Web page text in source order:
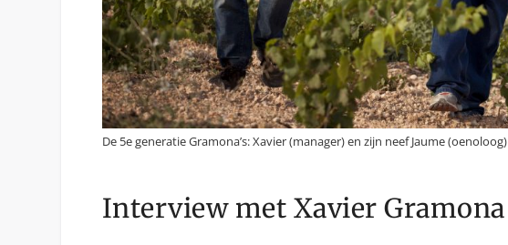
De 5e generatie Gramona’s: Xavier (manager) en zijn neef Jaume (oenoloog)
Interview met Xavier Gramona